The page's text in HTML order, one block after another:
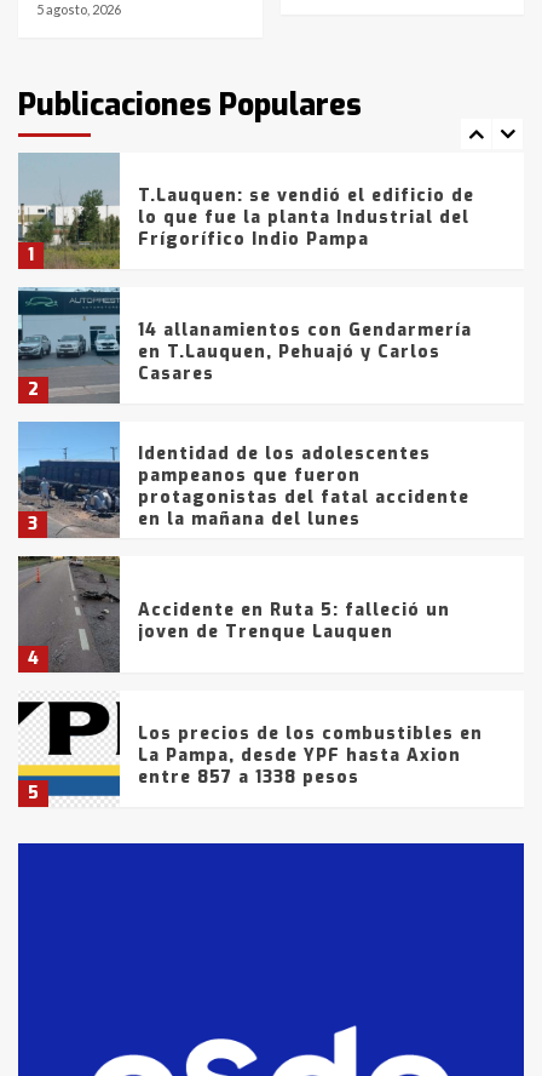
5 agosto, 2026
Publicaciones Populares
fueron detenidos por
comercialización de drogas en la
tarde del sábado
1
T.Lauquen: se vendió el edificio de
lo que fue la planta Industrial del
Frígorífico Indio Pampa
2
14 allanamientos con Gendarmería
en T.Lauquen, Pehuajó y Carlos
Casares
3
Identidad de los adolescentes
pampeanos que fueron
protagonistas del fatal accidente
en la mañana del lunes
4
Accidente en Ruta 5: falleció un
joven de Trenque Lauquen
5
Los precios de los combustibles en
La Pampa, desde YPF hasta Axion
entre 857 a 1338 pesos
fueron detenidos por
comercialización de drogas en la
tarde del sábado